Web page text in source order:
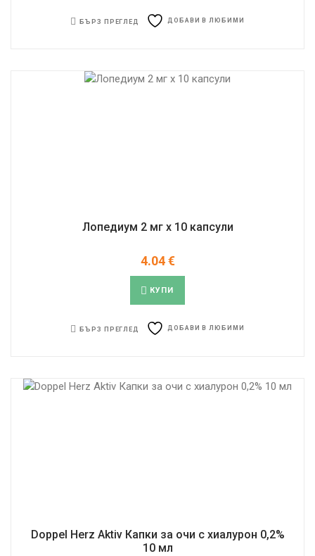
БЪРЗ ПРЕГЛЕД ДОБАВИ В ЛЮБИМИ
Лопедиум 2 мг x 10 капсули
4.04€
КУПИ
БЪРЗ ПРЕГЛЕД ДОБАВИ В ЛЮБИМИ
Doppel Herz Aktiv Капки за очи с хиалурон 0,2%
10 мл